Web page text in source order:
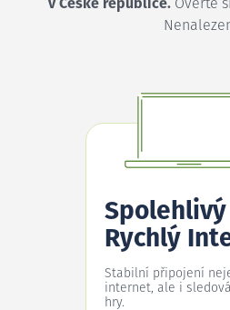
v České republice.Ověřte
Spolehlivý
Rychlý
Stabilní připojení
internet, ale i
hry.